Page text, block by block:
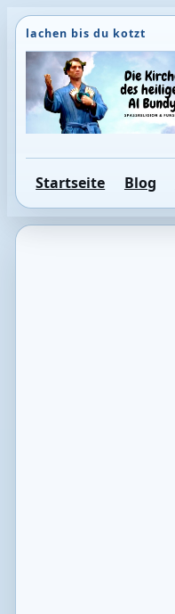
Direkt
zum
Inhalt
wechseln
Startseite Blog